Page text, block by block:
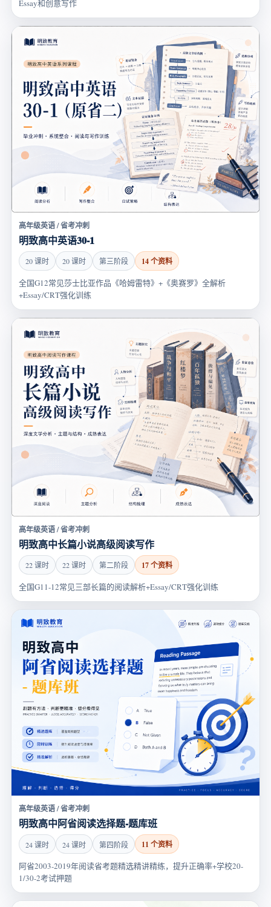
Essay和创意写作
高年级英语 / 省考冲刺
明致高中英语30-1
20 课时 20 课时 第三阶段 14 个资料
全国G12常见莎士比亚作品《哈姆雷特》+《奥赛罗》全解析
+Essay/CRT强化训练
高年级英语 / 省考冲刺
明致高中长篇小说高级阅读写作
22 课时 22 课时 第二阶段 17 个资料
全国G11-12常见三部长篇的阅读解析+Essay/CRT强化训练
高年级英语 / 省考冲刺
明致高中阿省阅读选择题-题库班
24 课时 24 课时 第四阶段 11 个资料
阿省2003-2019年阅读省考题精选精讲精练，提升正确率+学校20-
1/30-2考试押题